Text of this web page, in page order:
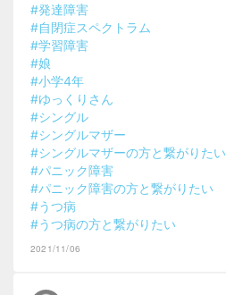
#発達障害
#自閉症スペクトラム
#学習障害
#娘
#小学4年
#ゆっくりさん
#シングル
#シングルマザー
#シングルマザーの方と繋がりたい
#パニック障害
#パニック障害の方と繋がりたい
#うつ病
#うつ病の方と繋がりたい
2021/11/06